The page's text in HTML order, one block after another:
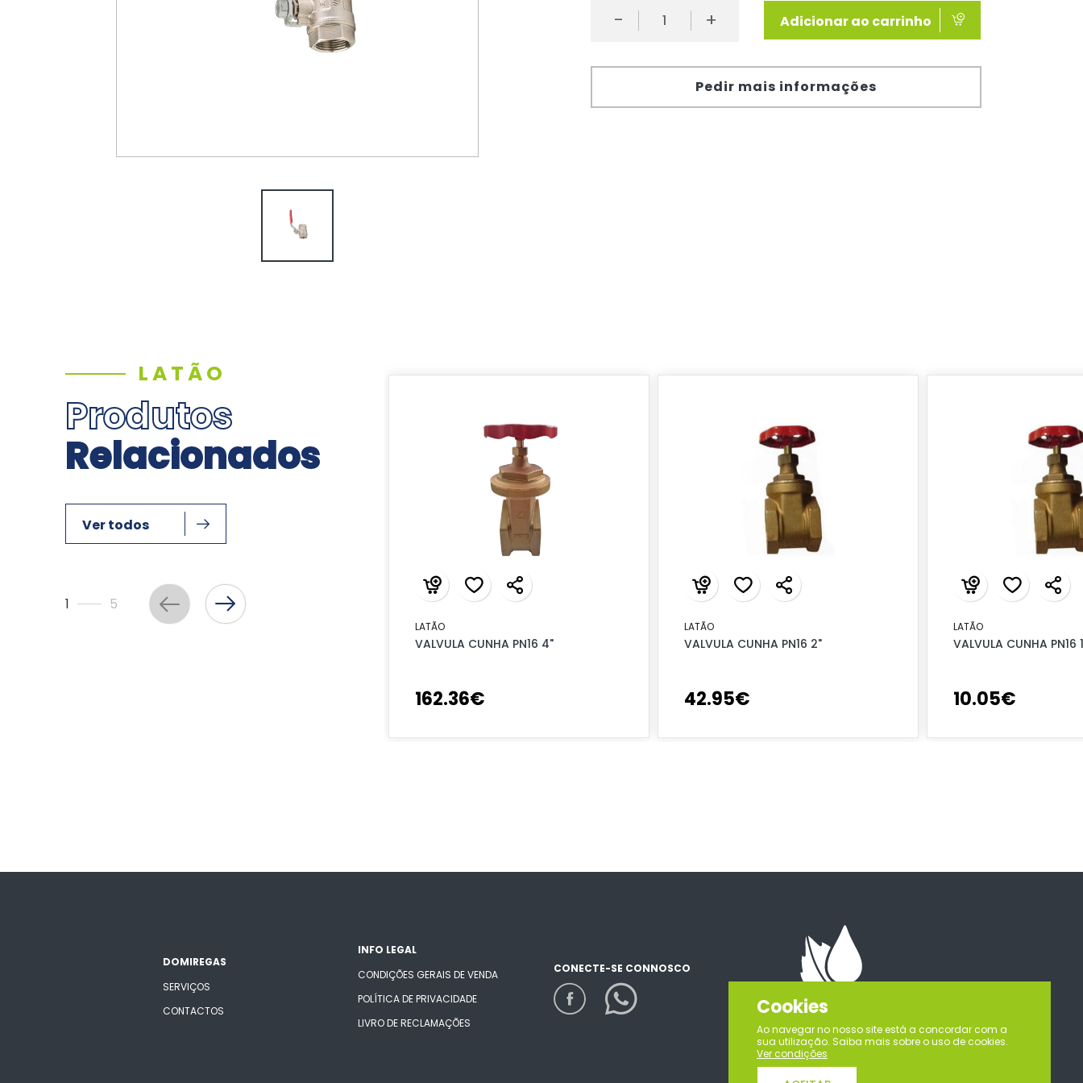
- + Adicionar ao carrinho
Pedir mais informações
LATÃO
Produtos
Relacionados
Ver todos
1 5
LATÃO
VALVULA CUNHA PN16 4"
162.36€
LATÃO
VALVULA CUNHA PN16 2"
42.95€
LATÃO
VALVULA CUNHA PN16
10.05€
DOMIREGAS
SERVIÇOS
CONTACTOS
INFO LEGAL
CONDIÇÕES GERAIS DE VENDA
POLÍTICA DE PRIVACIDADE
LIVRO DE RECLAMAÇÕES
CONECTE-SE CONNOSCO
Cookies
Ao navegar no nosso site está a concordar com a
sua utilização. Saiba mais sobre o uso de cookies.
Ver condições